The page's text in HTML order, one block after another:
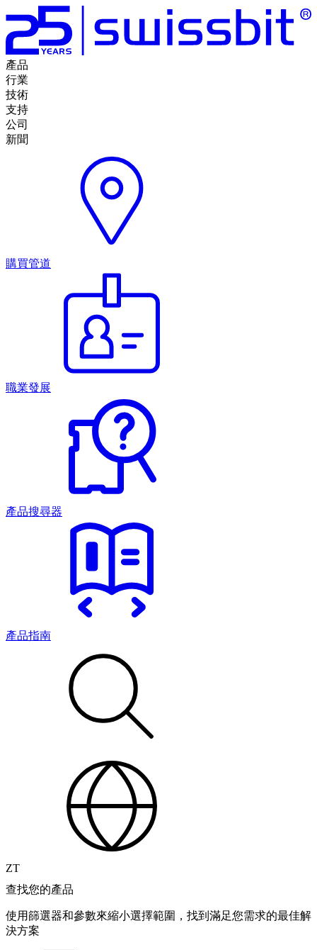
產品
行業
技術
支持
公司
新聞
購買管道
職業發展
產品搜尋器
產品指南
ZT
查找您的產品
使用篩選器和參數來縮小選擇範圍，找到滿足您需求的最佳解
決方案